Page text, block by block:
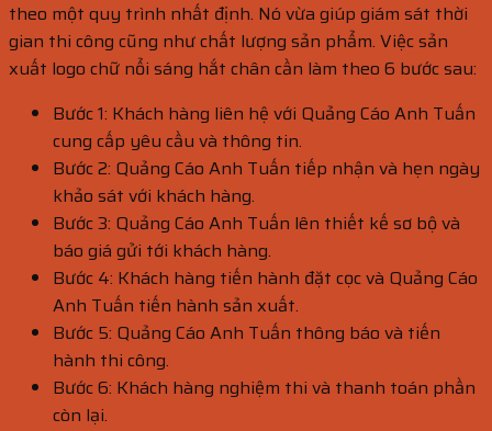
theo một quy trình nhất định. Nó vừa giúp giám sát thời
gian thi công cũng như chất lượng sản phẩm. Việc sản
xuất logo chữ nổi sáng hắt chân cần làm theo 6 bước sau:
Bước 1: Khách hàng liên hệ với Quảng Cáo Anh Tuấn
cung cấp yêu cầu và thông tin.
Bước 2: Quảng Cáo Anh Tuấn tiếp nhận và hẹn ngày
khảo sát với khách hàng.
Bước 3: Quảng Cáo Anh Tuấn lên thiết kế sơ bộ và
báo giá gửi tới khách hàng.
Bước 4: Khách hàng tiến hành đặt cọc và Quảng Cáo
Anh Tuấn tiến hành sản xuất.
Bước 5: Quảng Cáo Anh Tuấn thông báo và tiến
hành thi công.
Bước 6: Khách hàng nghiệm thi và thanh toán phần
còn lại.